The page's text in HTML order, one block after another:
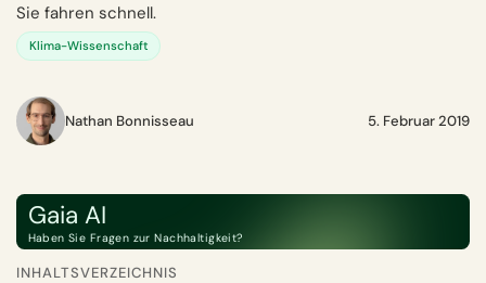
Sie fahren schnell.
Klima-Wissenschaft
Nathan Bonnisseau 5. Februar 2019
Gaia AI
Haben Sie Fragen zur Nachhaltigkeit?
INHALTSVERZEICHNIS